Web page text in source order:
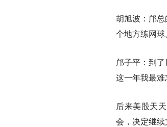
胡旭波：邝
个地方练网球
邝子平：到
这一年我最难
后来美股天
会，决定继